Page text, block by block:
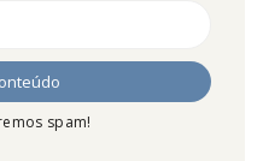
spam!